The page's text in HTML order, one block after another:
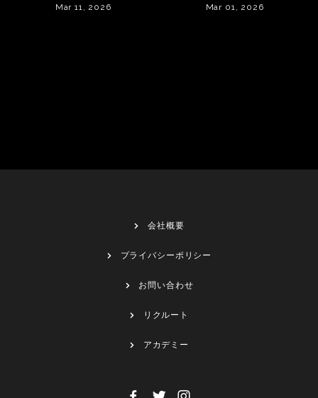
Mar 11, 2026 Mar 01, 2026
会社概要
プライバシーポリシー
お問い合わせ
リクルート
アカデミー